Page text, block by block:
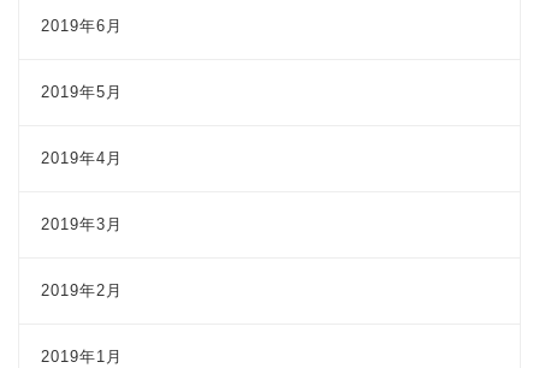
2019年6月
2019年5月
2019年4月
2019年3月
2019年2月
2019年1月